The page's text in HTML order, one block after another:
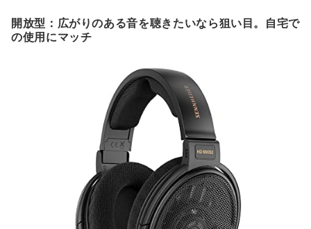
開放型：広がりのある音を聴きたいなら狙い目。自宅で
の使用にマッチ